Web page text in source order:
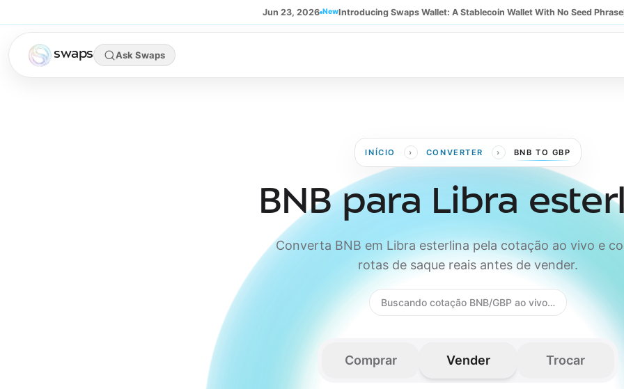
Jun 23, 2026 NewIntroducing Swaps Wallet: A Stablecoin Wallet With No Seed Phrase
swaps Ask Swaps
INÍCIO › CONVERTER › BNB TO GBP
BNB para Libra
Converta BNB em Libra esterlina pela cotação ao vivo e
rotas de saque reais antes de vender.
Buscando cotação BNB/GBP ao vivo…
Comprar Vender Trocar